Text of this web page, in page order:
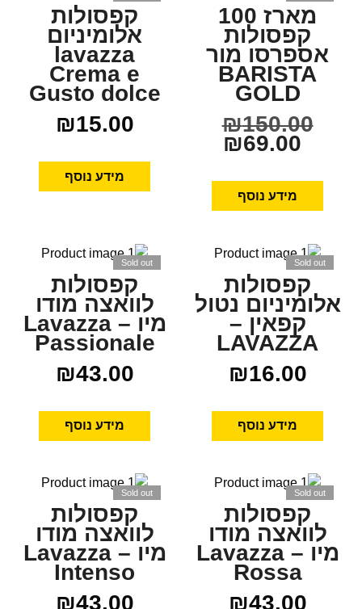
מארז 100
קפסולות
אספרסו מור
BARISTA
GOLD
₪150.00
₪69.00
מידע נוסף
קפסולות
אלומיניום
lavazza
Crema e
Gusto dolce
₪15.00
מידע נוסף
Sold out
קפסולות
אלומיניום נטול
קפאין –
LAVAZZA
₪16.00
מידע נוסף
Sold out
קפסולות
לוואצה מודו
מיו Lavazza –
Passionale
₪43.00
מידע נוסף
Sold out
קפסולות
לוואצה מודו
מיו Lavazza –
Rossa
₪43.00
Sold out
קפסולות
לוואצה מודו
מיו Lavazza –
Intenso
₪43.00